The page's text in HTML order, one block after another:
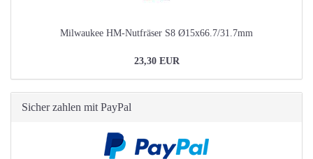
Milwaukee HM-Nutfräser S8 Ø15x66.7/31.7mm
23,30 EUR
Sicher zahlen mit PayPal